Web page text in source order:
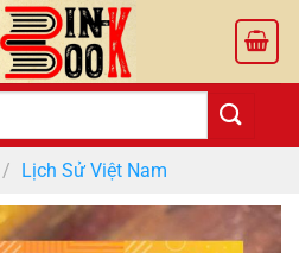
/ Lịch Sử Việt Nam